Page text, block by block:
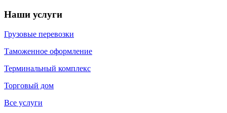
Наши услуги
Грузовые перевозки
Таможенное оформление
Терминальный комплекс
Торговый дом
Все услуги